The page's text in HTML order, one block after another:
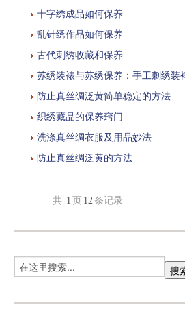
十字绣成品如何保养
乱针绣作品如何保养
古代刺绣收藏和保养
苏绣装裱与苏绣保养：手工刺绣装
防止真丝绸泛黄简单稳定的方法
织绣藏品的保养窍门
洗涤真丝绸衣服及用品妙法
防止真丝绸泛黄的方法
共 1 页 12 条记录